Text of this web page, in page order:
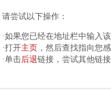
请尝试以下操作：
·如果您已经在地址栏中输入
·打开主页 ，然后查找指向您
·单击后退链接，尝试其他链